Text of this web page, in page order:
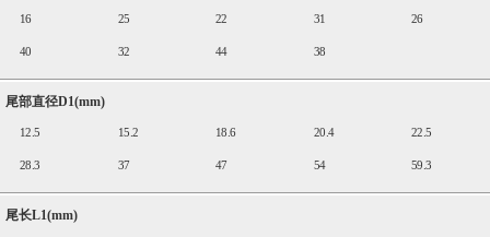
16 25 22 31 26
40 32 44 38
尾部直径D1(mm)
12.5 15.2 18.6 20.4 22.5
28.3 37 47 54 59.3
尾长L1(mm)